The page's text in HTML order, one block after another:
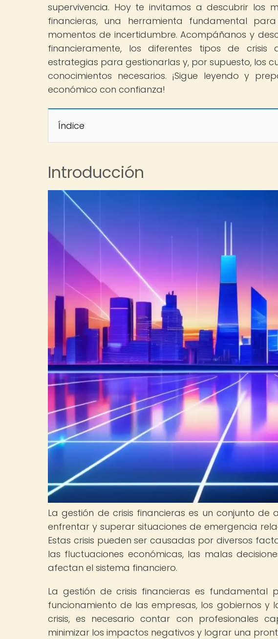
supervivencia. Hoy te invitamos a descubrir los
financieras, una herramienta fundamental
momentos de incertidumbre. Acompáñanos y
financieramente, los diferentes tipos de
estrategias para gestionarlas y, por supuesto, los
conocimientos necesarios. ¡Sigue leyendo y
económico con confianza!
Índice
Introducción
La gestión de crisis financieras es un conjunto
enfrentar y superar situaciones de emergencia
Estas crisis pueden ser causadas por diversos
las fluctuaciones económicas, las malas
afectan el sistema financiero.
La gestión de crisis financieras es
funcionamiento de las empresas, los gobiernos y
crisis, es necesario contar con profesionales
minimizar los impactos negativos y lograr una